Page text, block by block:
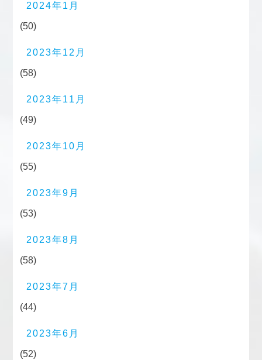
2024年1月
(50)
2023年12月
(58)
2023年11月
(49)
2023年10月
(55)
2023年9月
(53)
2023年8月
(58)
2023年7月
(44)
2023年6月
(52)